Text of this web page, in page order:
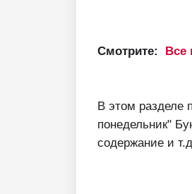
Смотрите: Все
В этом разделе
понедельник"
содержание и